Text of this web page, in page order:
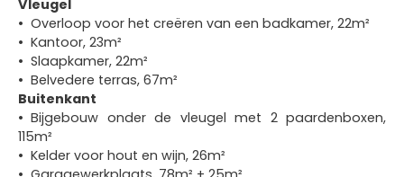
Vleugel
Overloop voor het creëren van een badkamer, 22m²
Kantoor, 23m²
Slaapkamer, 22m²
Belvedere terras, 67m²
Buitenkant
Bijgebouw onder de vleugel met 2 paardenboxen,
115m²
Kelder voor hout en wijn, 26m²